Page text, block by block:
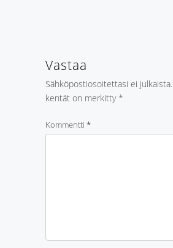
Vastaa
Sähköpostiosoitettasi ei julkaista.
kentät on merkitty*
Kommentti *